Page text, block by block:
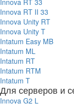
Innova RT II 33
Innova Unity RT
Innova Unity T
Intatum Easy MB
Intatum ML
Intatum RT
Intatum RTM
Intatum T
Для серверов и
Innova G2 L